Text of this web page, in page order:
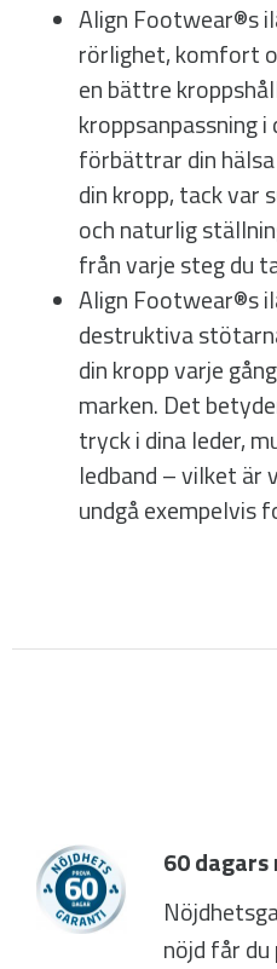
Align Footwear®s
rörlighet, komfort
en bättre
kroppsanpassning
förbättrar din
din kropp, tack var
och naturlig
från varje steg du
Align Footwear®s
destruktiva
din kropp varje
marken. Det
tryck i dina leder,
ledband – vilket är
undgå exempelvis
60
nöjd får